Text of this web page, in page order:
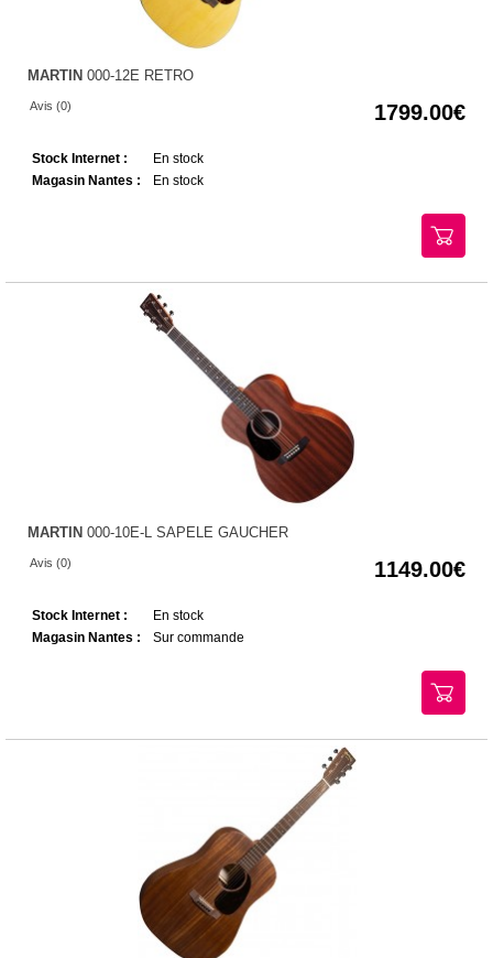
MARTIN 000-12E RETRO
Avis (0) 1799.00
Stock Internet :
En stock
Magasin Nantes :
En stock
MARTIN 000-10E-L SAPELE GAUCHER
Avis (0) 1149.00
Stock Internet :
En stock
Magasin Nantes :
Sur commande